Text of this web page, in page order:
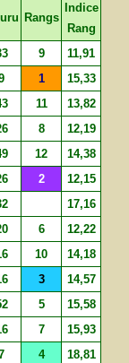
Rangs
Indice
Rang
9 11,91
1 15,33
11 13,82
8 12,19
12 14,38
2 12,15
17,16
6 12,22
10 14,18
3 14,57
5 15,58
7 15,93
4 18,81